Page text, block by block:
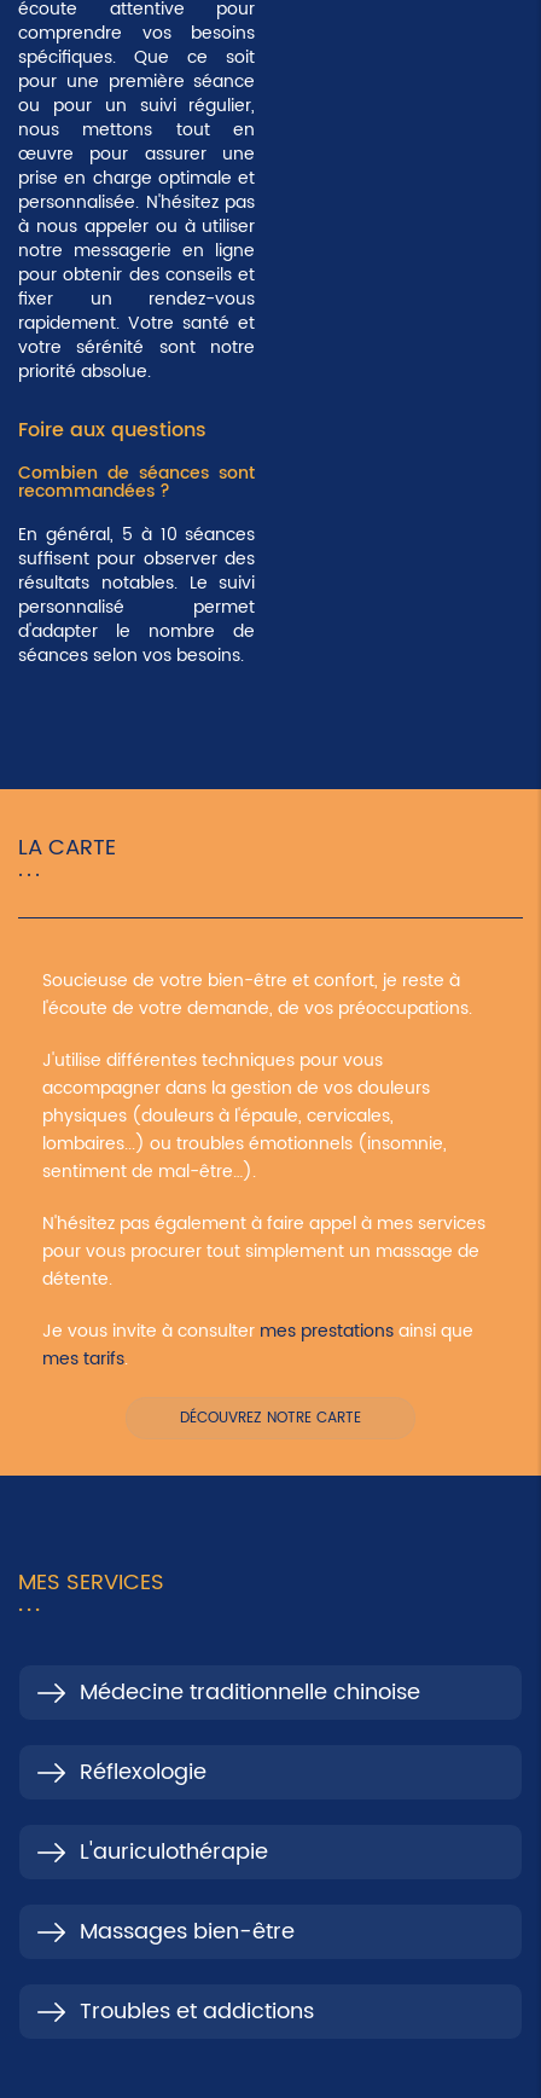
écoute attentive pour
comprendre vos besoins
spécifiques. Que ce soit
pour une première séance
ou pour un suivi régulier,
nous mettons tout en
œuvre pour assurer une
prise en charge optimale et
personnalisée. N'hésitez pas
à nous appeler ou à utiliser
notre messagerie en ligne
pour obtenir des conseils et
fixer un rendez-vous
rapidement. Votre santé et
votre sérénité sont notre
priorité absolue.
Foire aux questions
Combien de séances sont
recommandées ?
En général, 5 à 10 séances
suffisent pour observer des
résultats notables. Le suivi
personnalisé permet
d'adapter le nombre de
séances selon vos besoins.
LA CARTE
Soucieuse de votre bien-être et confort, je reste à
l'écoute de votre demande, de vos préoccupations.
J'utilise différentes techniques pour vous
accompagner dans la gestion de vos douleurs
physiques (douleurs à l'épaule, cervicales,
lombaires...) ou troubles émotionnels (insomnie,
sentiment de mal-être…).
N'hésitez pas également à faire appel à mes services
pour vous procurer tout simplement un massage de
détente.
Je vous invite à consulter mes prestationsainsi que
mes tarifs.
DÉCOUVREZ NOTRE CARTE
MES SERVICES
Médecine traditionnelle chinoise
Réflexologie
L'auriculothérapie
Massages bien-être
Troubles et addictions